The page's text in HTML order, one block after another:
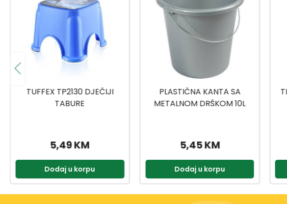
PLASTIČNA KANTA SA
METALNOM DRŠKOM 10L
5,45 KM
Dodaj u korpu
TITIZ MEDICINSKI BOX AP-
9159
2,00 KM
Dodaj u korpu